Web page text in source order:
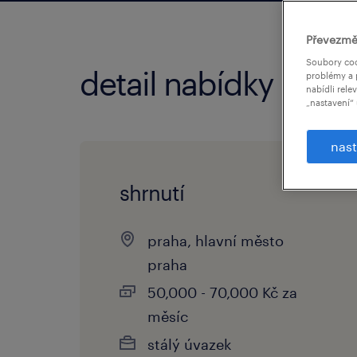
detail nabídky
shrnutí
praha, hlavní město
praha
50,000 - 70,000 Kč za
měsíc
stálý úvazek
Soubory
problémy a
nabídli